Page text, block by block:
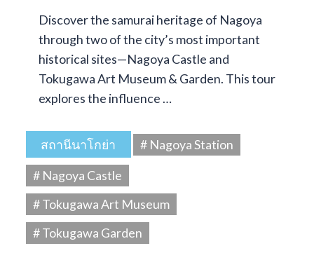
Discover the samurai heritage of Nagoya
through two of the city’s most important
historical sites—Nagoya Castle and
Tokugawa Art Museum & Garden. This tour
explores the influence …
สถานีนาโกย่า
# Nagoya Station
# Nagoya Castle
# Tokugawa Art Museum
# Tokugawa Garden